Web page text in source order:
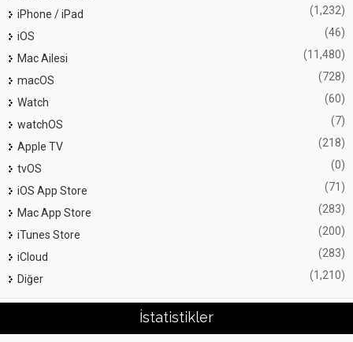
iPhone / iPad
(1,232)
iOS (46)
Mac Ailesi (11,480)
macOS (728)
Watch (60)
watchOS (7)
Apple TV (218)
tvOS (0)
iOS App Store (71)
Mac App Store (283)
iTunes Store (200)
iCloud (283)
Diğer (1,210)
İstatistikler